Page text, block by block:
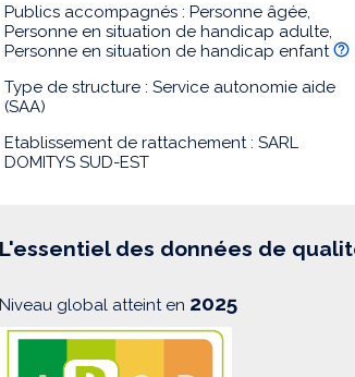
Publics accompagnés : Personne âgée,
Personne en situation de handicap adulte,
Personne en situation de handicap enfant
Type de structure : Service autonomie aide
(SAA)
Etablissement de rattachement : SARL
DOMITYS SUD-EST
L'essentiel des données de
Niveau global atteint en 2025